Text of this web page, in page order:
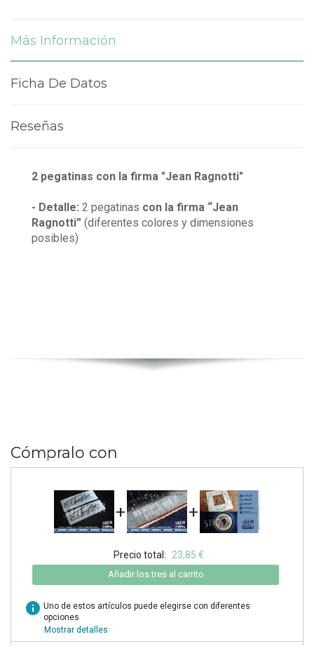
Más Información
Ficha De Datos
Reseñas
2 pegatinas con la firma "Jean Ragnotti"
- Detalle: 2 pegatinas con la firma “Jean
Ragnotti” (diferentes colores y dimensiones
posibles)
Cómpralo con
+ +
Precio total: 23,85 €
Añadir los tres al carrito
info Uno de estos artículos puede elegirse con diferentes
opciones
Mostrar detalles